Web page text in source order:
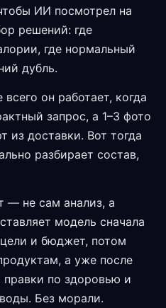
ИИ посмотрел на
решений: где
где нормальный
дубль.
он работает, когда
запрос, а 1–3 фото
из доставки. Вот тогда
разбирает состав,
— не сам анализ, а
модель сначала
и бюджет, потом
а уже после
по здоровью и
Без морали.